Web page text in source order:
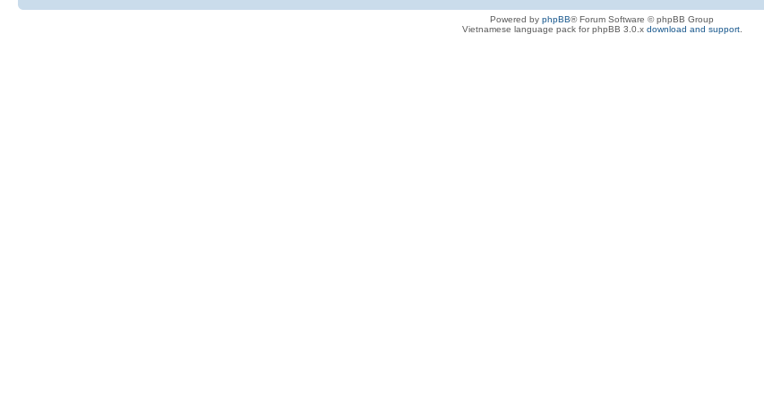
Powered by phpBB® Forum Software © phpBB Group
Vietnamese language pack for phpBB 3.0.x download and support.